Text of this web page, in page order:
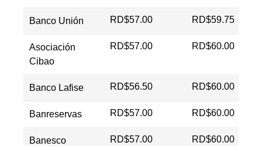
Banco Unión RD$57.00 RD$59.75
Asociación
Cibao
RD$57.00 RD$60.00
Banco Lafise RD$56.50 RD$60.00
Banreservas RD$57.00 RD$60.00
Banesco RD$57.00 RD$60.00